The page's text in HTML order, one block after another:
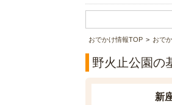
おでかけ情報TOP おで
野火止公園の
新